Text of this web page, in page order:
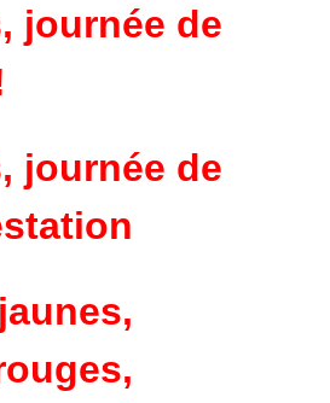
journée de
journée de